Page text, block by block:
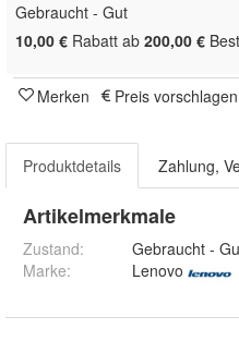
Gebraucht - Gut
10,00 € Rabatt ab 200,00 €
Merken Preis vorschlagen
Produktdetails Zahlung,
Artikelmerkmale
Zustand:
Gebraucht -
Marke:
Lenovo